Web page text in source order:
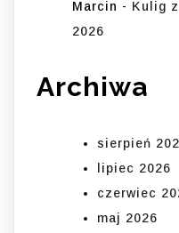
Marcin - Kulig
2026
Archiwa
sierpień
lipiec 2026
czerwiec
maj 2026